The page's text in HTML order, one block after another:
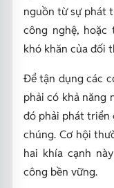
nguồn từ sự phát
công nghệ,
khó khăn của đối
Để tận dụng các
phải có khả năng
đó phải phát triển
chúng. Cơ hội
hai khía cạnh
công bền vững.